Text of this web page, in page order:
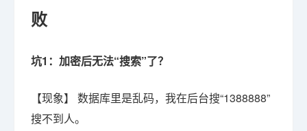
败
坑1：加密后无法“搜索”了？
【现象】 数据库里是乱码，我在后台搜“1388888”
搜不到人。